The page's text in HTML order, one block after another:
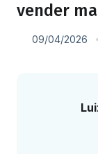
vender
09/04/2026